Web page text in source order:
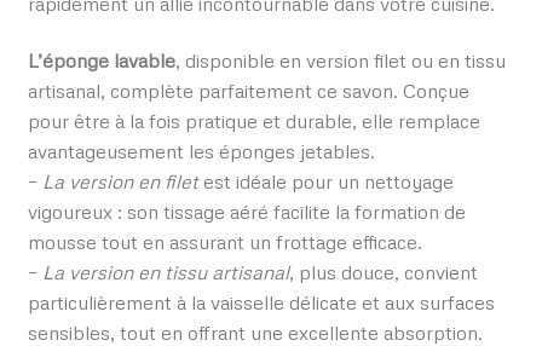
L’éponge lavable, disponible en version filet ou en tissu
artisanal, complète parfaitement ce savon. Conçue
pour être à la fois pratique et durable, elle remplace
avantageusement les éponges jetables.
– La version en filetest idéale pour un nettoyage
vigoureux : son tissage aéré facilite la formation de
mousse tout en assurant un frottage efficace.
– La version en tissu artisanal, plus douce, convient
particulièrement à la vaisselle délicate et aux surfaces
sensibles, tout en offrant une excellente absorption.